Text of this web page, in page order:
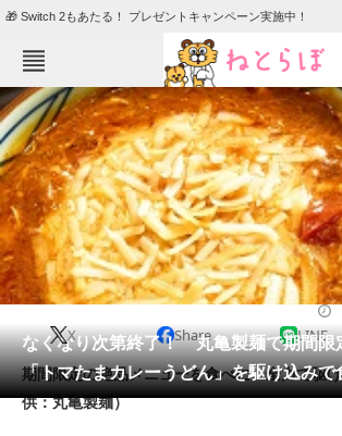
🎁 Switch 2もあたる！ プレゼントキャンペーン実施中！
ねとらぼメニュー
TOP ニュース
エンタメ クイズ
グルメ 地域
住まい 教育・育児
動物 リサーチ
会員記事
メディア
なくなり次第終了！ 丸亀製麺で期間限
「トマたまカレーうどん」を駆け込みで
X Share LINE
期間限定の絶品メニューを食べに、全力で駆
供：丸亀製麺）